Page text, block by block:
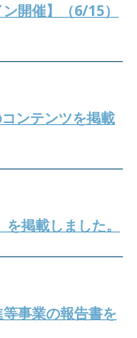
開催】（6/15）
ンテンツを掲載
掲載しました。
事業の報告書を